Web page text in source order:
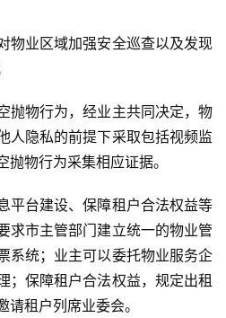
物业区域加强安全巡查以及发现
抛物行为，经业主共同决定，物
人隐私的前提下采取包括视频监
物行为采集相应证据。
平台建设、保障租户合法权益等
求市主管部门建立统一的物业管
系统；业主可以委托物业服务企
；保障租户合法权益，规定出租
租户列席业委会。